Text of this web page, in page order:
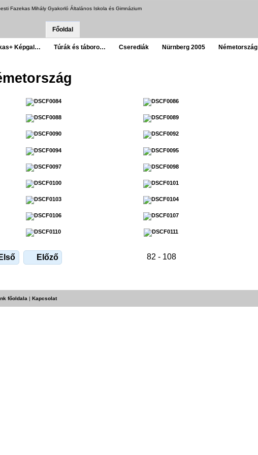
Fazekas Mihály Gyakorló Általános Iskola és Gimnázium
Főoldal
Képgal… Túrák és táboro… Cserediák Nürnberg 2005 Németország
Első Előző 82 - 108
főoldala | Kapcsolat